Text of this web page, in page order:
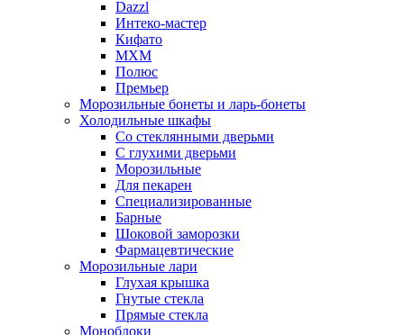
Dazzl
Интеко-мастер
Кифато
МХМ
Полюс
Премьер
Морозильные бонеты и ларь-бонеты
Холодильные шкафы
Со стеклянными дверьми
С глухими дверьми
Морозильные
Для пекарен
Специализированные
Барные
Шоковой заморозки
Фармацевтические
Морозильные лари
Глухая крышка
Гнутые стекла
Прямые стекла
Моноблоки